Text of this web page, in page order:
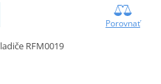
Porovnať
RFM0019